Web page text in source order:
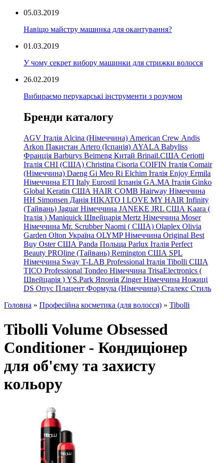
05.03.2019
Навіщо майстру машинка для окантування?
01.03.2019
У чому секрет вибору машинки для стрижки волосся
26.02.2019
Вибираємо перукарські інструменти з розумом
Бренди каталогу
AGV Італія Alcina (Німеччина) American Crew Andis
Arkon Пакистан Artero (Іспанія) AYALA Babyliss
Франція Barburys Beimeng Китай Brinail.США Ceriotti
Італія CHI (США) Christina Cisoria COIFIN Італія Comair
(Німеччина) Daeng Gi Meo Ri Elchim Італія Enjoy Ermila
Німеччина ETI Italy Eurostil Іспанія GA.MA Італія Ginko
Global Keratin США HAIR COMB Hairway Німеччина
HH Simonsen Данія HIKATO I LOVE MY HAIR Infinity
(Тайвань) Jaguar Німеччина JANEKE JRL США Kaara (
Італія ) Maniquick Швейцарія Mertz Німеччина Moser
Німеччина Mr. Scrubber Naomi ( США) Olaplex Olivia
Garden Olton Україна OLYMP Німеччина Original Best
Buy Oster США Panda Польща Parlux Італія Perfect
Beauty PROline (Тайвань) Remington США SPL
Німеччина Sway T-LAB Professional Італія Tibolli США
TICO Professional Tondeo Німеччина TrisaElectronics (
Швейцарія ) YS.Park Японія Zinger Німеччина Ножиці
DS Опус Плацент Формула (Німеччина) Сталекс Стиль
Головна » Професійна косметика (для волосся) » Tibolli
Tibolli Volume Obsessed
Conditioner - Кондиціонер
для об'єму та захисту
кольору